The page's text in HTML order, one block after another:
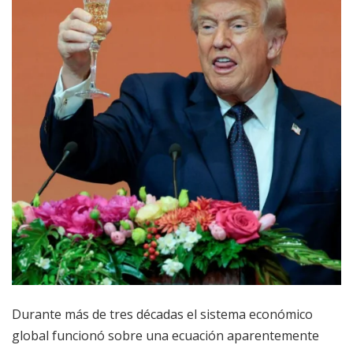
Durante más de tres décadas el sistema económico
global funcionó sobre una ecuación aparentemente